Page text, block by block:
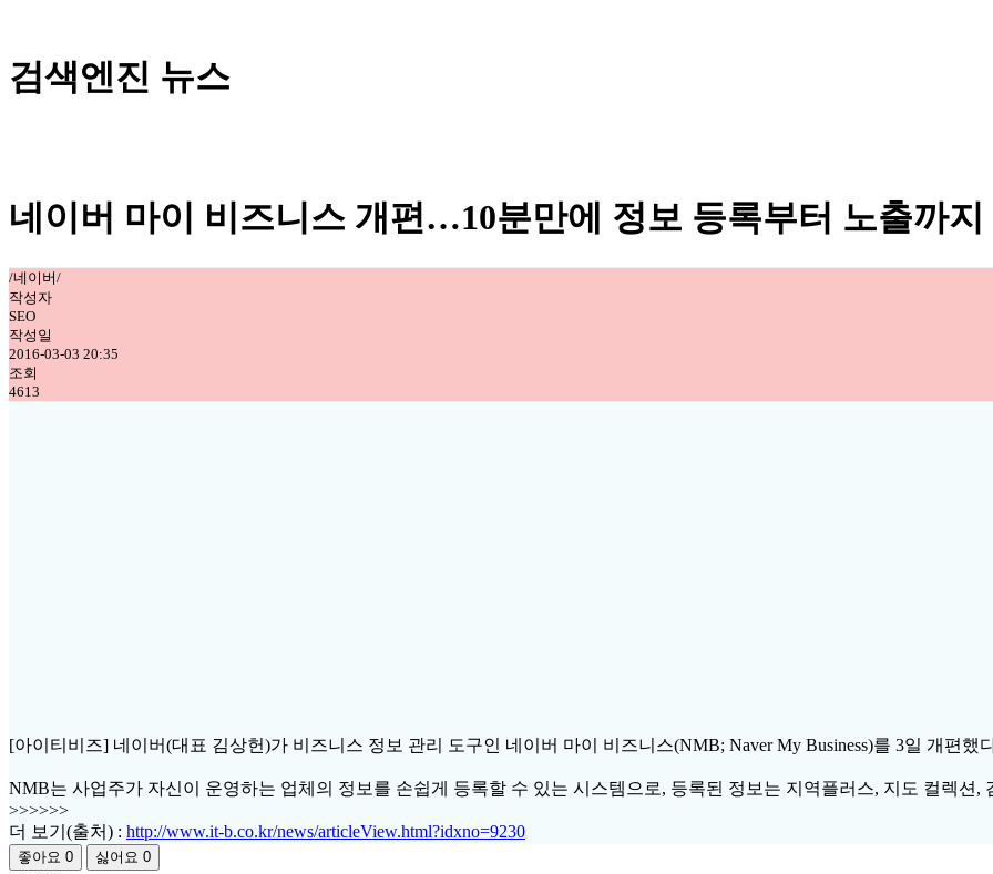
검색엔진 뉴스
네이버 마이 비즈니스 개편…10분만에 정보 등록부터 노출까
/네이버/
작성자
SEO
작성일
2016-03-03 20:35
조회
4613
[아이티비즈] 네이버(대표 김상헌)가 비즈니스 정보 관리 도구인 네이버 마이 비즈니스(NMB; Naver My Business)를 3일 개편했
NMB는 사업주가 자신이 운영하는 업체의 정보를 손쉽게 등록할 수 있는 시스템으로, 등록된 정보는 지역플러스, 지도 컬렉션
>>>>>>
더 보기(출처) : http://www.it-b.co.kr/news/articleView.html?idxno=9230
좋아요 0 싫어요 0